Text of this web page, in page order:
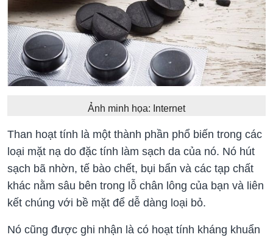
Ảnh minh họa: Internet
Than hoạt tính là một thành phần phổ biến trong các
loại mặt nạ do đặc tính làm sạch da của nó. Nó hút
sạch bã nhờn, tế bào chết, bụi bẩn và các tạp chất
khác nằm sâu bên trong lỗ chân lông của bạn và liên
kết chúng với bề mặt để dễ dàng loại bỏ.
Nó cũng được ghi nhận là có hoạt tính kháng khuẩn